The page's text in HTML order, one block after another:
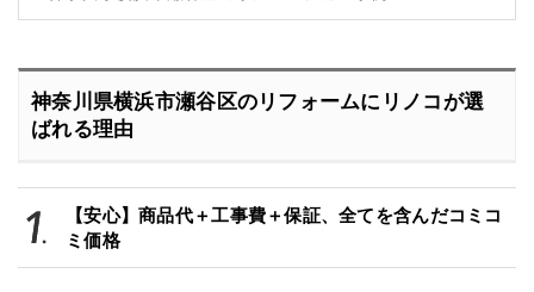
神奈川県横浜市瀬谷区のリフォームにリノコが選
ばれる理由
【安心】商品代＋工事費＋保証、全てを含んだコミコ
ミ価格